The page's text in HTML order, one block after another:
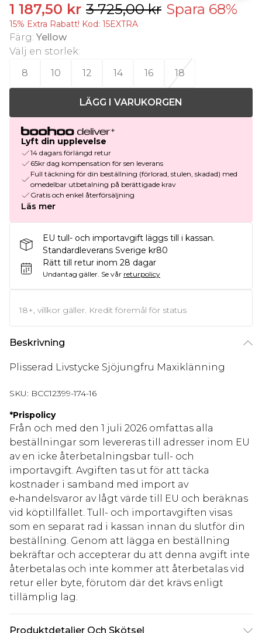
1 187,50 kr 3 725,00 kr Spara 68%
15% Extra Rabatt! Kod: 15EXTRA
Färg: Yellow
Välj en storlek:
8
10 12 14 16 18
LÄGG I VARUKORGEN
Lyft din upplevelse
14 dagars förlängd retur
65kr dag kompensation för sen leverans
Full täckning för din beställning (förlorad, stulen, skadad) med
omedelbar utbetalning på berättigade krav
Gratis och enkel återförsäljning
Läs mer
EU tull- och importavgift läggs till i kassan.
Standardleverans Sverige kr80
Rätt till retur inom 28 dagar
Undantag gäller. Se vår returpolicy
18+, villkor gäller. Kredit föremål för status
Beskrivning
Plisserad Livstycke Sjöjungfru Maxiklänning
SKU: BCC12399-174-16
*Prispolicy
Från och med den 1 juli 2026 omfattas alla
beställningar som levereras till adresser inom EU
av en icke återbetalningsbar tull- och
importavgift. Avgiften tas ut för att täcka
kostnader i samband med import av
e‑handelsvaror av lågt värde till EU och beräknas
vid köptillfället. Tull- och importavgiften visas
som en separat rad i kassan innan du slutför din
beställning. Genom att lägga en beställning
bekräftar och accepterar du att denna avgift inte
återbetalas och inte kommer att återbetalas vid
retur eller byte, förutom där det krävs enligt
tillämplig lag.
Produktdetaljer Och Skötsel